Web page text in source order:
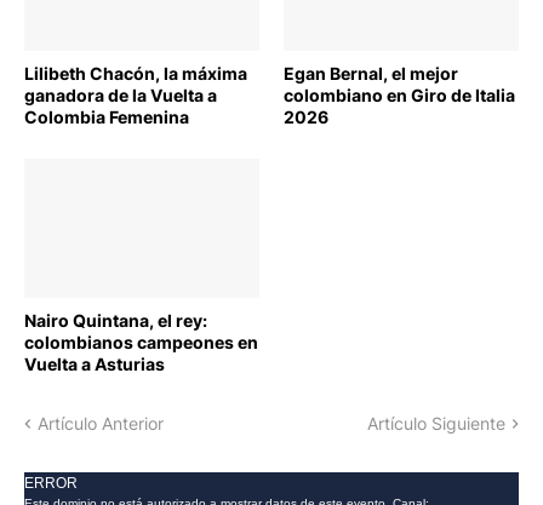
Lilibeth Chacón, la máxima
ganadora de la Vuelta a
Colombia Femenina
Egan Bernal, el mejor
colombiano en Giro de Italia
2026
Nairo Quintana, el rey:
colombianos campeones en
Vuelta a Asturias
Artículo Anterior Artículo Siguiente